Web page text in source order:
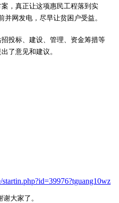
，真正让这项惠民工程落到实
并网发电，尽早让贫困户受益。
投标、建设、管理、资金筹措等
了意见和建议。
大家了。